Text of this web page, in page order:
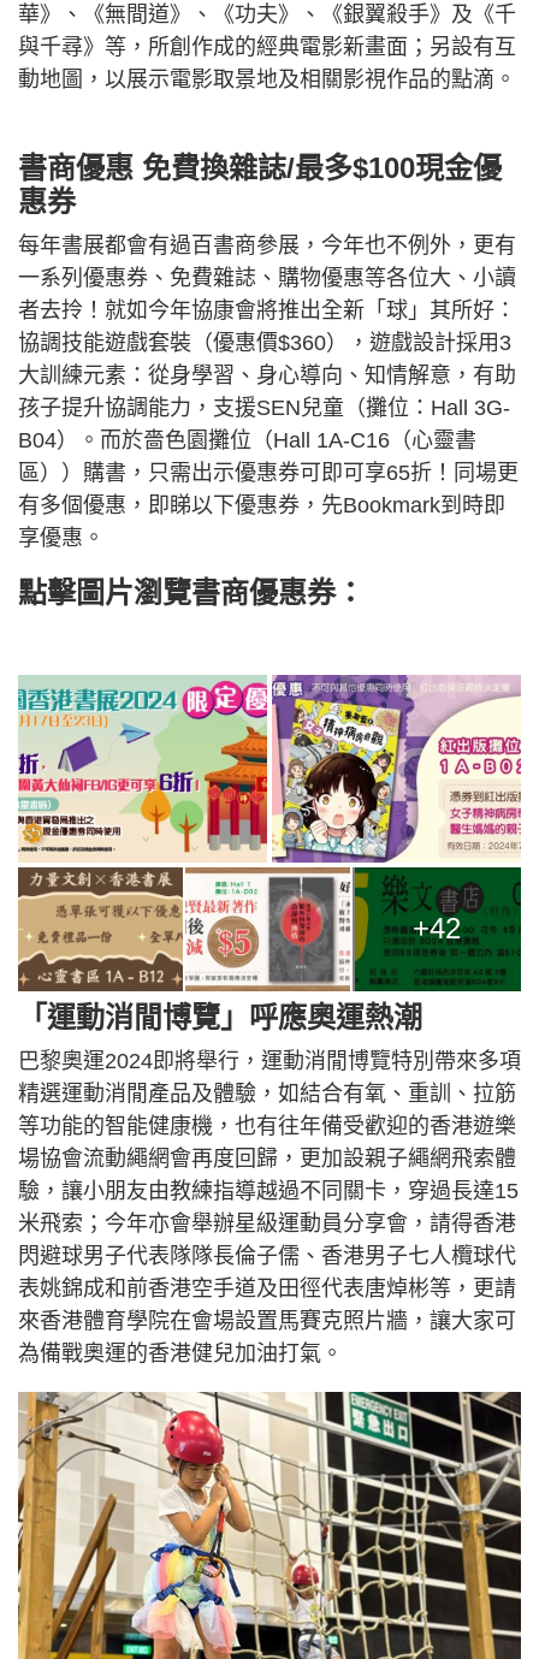
華》、《無間道》、《功夫》、《銀翼殺手》及《千
與千尋》等，所創作成的經典電影新畫面；另設有互
動地圖，以展示電影取景地及相關影視作品的點滴。
書商優惠 免費換雜誌/最多$100現金優
惠券
每年書展都會有過百書商參展，今年也不例外，更有
一系列優惠券、免費雜誌、購物優惠等各位大、小讀
者去拎！就如今年協康會將推出全新「球」其所好：
協調技能遊戲套裝（優惠價$360），遊戲設計採用3
大訓練元素：從身學習、身心導向、知情解意，有助
孩子提升協調能力，支援SEN兒童（攤位：Hall 3G-
B04）。而於嗇色園攤位（Hall 1A-C16（心靈書
區））購書，只需出示優惠券可即可享65折！同場更
有多個優惠，即睇以下優惠券，先Bookmark到時即
享優惠。
點擊圖片瀏覽書商優惠券：
+42
「運動消閒博覽」呼應奧運熱潮
巴黎奧運2024即將舉行，運動消閒博覽特別帶來多項
精選運動消閒產品及體驗，如結合有氧、重訓、拉筋
等功能的智能健康機，也有往年備受歡迎的香港遊樂
場協會流動繩網會再度回歸，更加設親子繩網飛索體
驗，讓小朋友由教練指導越過不同關卡，穿過長達15
米飛索；今年亦會舉辦星級運動員分享會，請得香港
閃避球男子代表隊隊長倫子儒、香港男子七人欖球代
表姚錦成和前香港空手道及田徑代表唐焯彬等，更請
來香港體育學院在會場設置馬賽克照片牆，讓大家可
為備戰奧運的香港健兒加油打氣。